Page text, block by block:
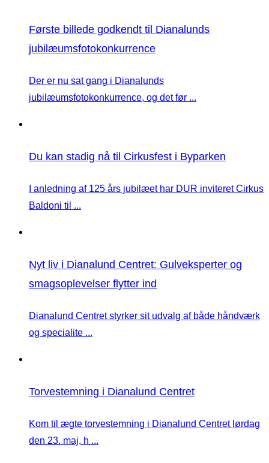
Første billede godkendt til Dianalunds
jubilæumsfotokonkurrence
Der er nu sat gang i Dianalunds
jubilæumsfotokonkurrence, og det før ...
Du kan stadig nå til Cirkusfest i Byparken
I anledning af 125 års jubilæet har DUR inviteret Cirkus
Baldoni til ...
Nyt liv i Dianalund Centret: Gulveksperter og
smagsoplevelser flytter ind
Dianalund Centret styrker sit udvalg af både håndværk
og specialite ...
Torvestemning i Dianalund Centret
Kom til ægte torvestemning i Dianalund Centret lørdag
den 23. maj, h ...